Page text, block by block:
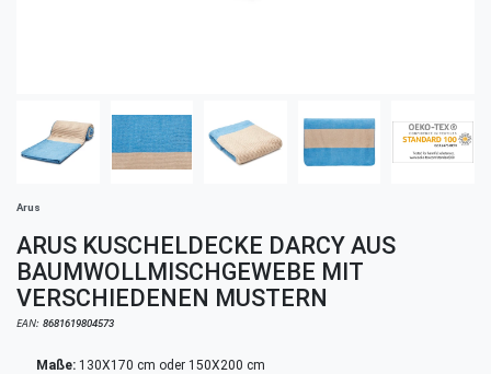
Arus
ARUS KUSCHELDECKE DARCY AUS
BAUMWOLLMISCHGEWEBE MIT
VERSCHIEDENEN MUSTERN
EAN: 8681619804573
Maße: 130X170 cm oder 150X200 cm